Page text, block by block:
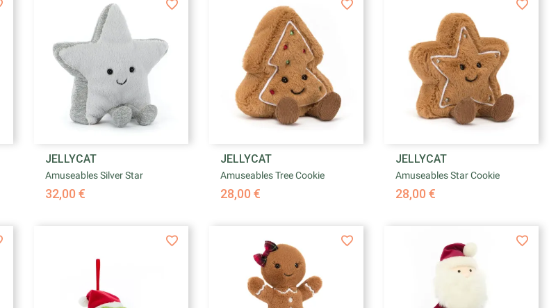
Aperçu rapide
JELLYCAT
Amuseables Silver Star
32,00 €
Aperçu rapide
JELLYCAT
Amuseables Tree Cookie
28,00 €
Aperçu rapide
JELLYCAT
Amuseables Star Cookie
28,00 €